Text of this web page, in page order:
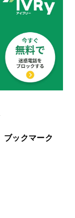
ブックマーク